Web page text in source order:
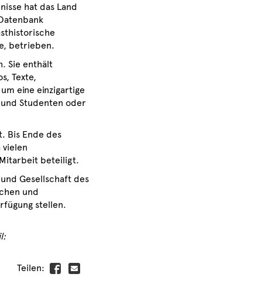
hat das Land
betrieben.
Sie enthält
Texte,
eine einzigartige
Studenten oder
Bis Ende des
vielen
beteiligt.
Gesellschaft des
und
stellen.
Teilen: